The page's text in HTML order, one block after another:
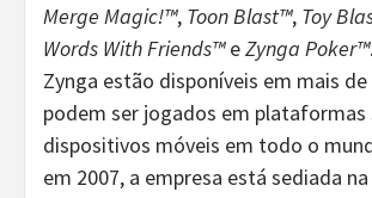
Merge Magic!™, Toon Blast™, Toy
Words With Friends™eZynga Poker™
Zynga estão disponíveis em mais de
podem ser jogados em plataformas
dispositivos móveis em todo o
em 2007, a empresa está sediada